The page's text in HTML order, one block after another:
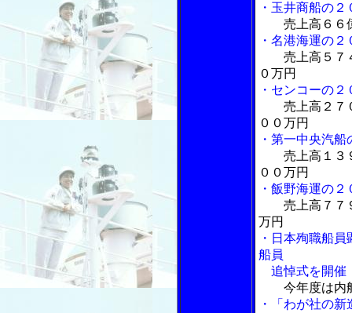
・玉井商船の
売上高６６億
・名港海運の
売上高５７
０万円
・センコーの
売上高２７
００万円
・第一中央汽
売上高１３
００万円
・飯野海運の
売上高７７
万円
・日本殉職船
船員
追悼式を開催
今年度は内
・「わが社の